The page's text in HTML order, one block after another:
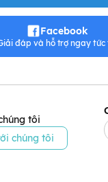
Facebook
đáp và hỗ trợ ngay tức
tôi
chúng tôi